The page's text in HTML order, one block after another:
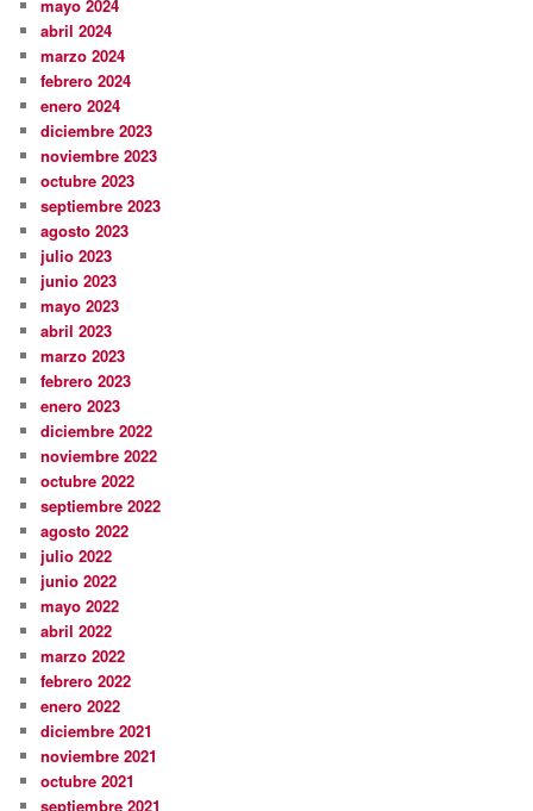
mayo 2024
abril 2024
marzo 2024
febrero 2024
enero 2024
diciembre 2023
noviembre 2023
octubre 2023
septiembre 2023
agosto 2023
julio 2023
junio 2023
mayo 2023
abril 2023
marzo 2023
febrero 2023
enero 2023
diciembre 2022
noviembre 2022
octubre 2022
septiembre 2022
agosto 2022
julio 2022
junio 2022
mayo 2022
abril 2022
marzo 2022
febrero 2022
enero 2022
diciembre 2021
noviembre 2021
octubre 2021
septiembre 2021